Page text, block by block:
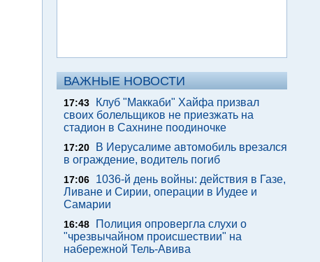
ВАЖНЫЕ НОВОСТИ
17:43
Клуб "Маккаби" Хайфа призвал
своих болельщиков не приезжать на
стадион в Сахнине поодиночке
17:20
В Иерусалиме автомобиль врезался
в ограждение, водитель погиб
17:06
1036-й день войны: действия в Газе,
Ливане и Сирии, операции в Иудее и
Самарии
16:48
Полиция опровергла слухи о
"чрезвычайном происшествии" на
набережной Тель-Авива